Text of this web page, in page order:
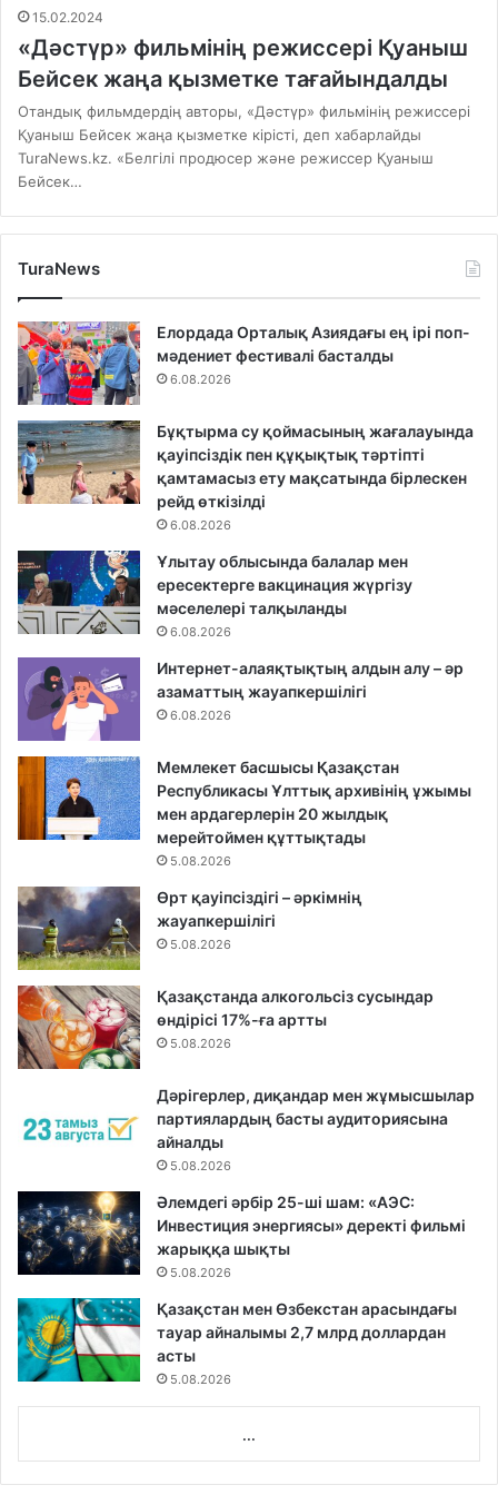
15.02.2024
«Дәстүр» фильмінің режиссері Қуаныш
Бейсек жаңа қызметке тағайындалды
Отандық фильмдердің авторы, «Дәстүр» фильмінің режиссері
Қуаныш Бейсек жаңа қызметке кірісті, деп хабарлайды
TuraNews.kz. «Белгілі продюсер және режиссер Қуаныш
Бейсек…
TuraNews
Елордада Орталық Азиядағы ең ірі поп-
мәдениет фестивалі басталды
6.08.2026
Бұқтырма су қоймасының жағалауында
қауіпсіздік пен құқықтық тәртіпті
қамтамасыз ету мақсатында бірлескен
рейд өткізілді
6.08.2026
Ұлытау облысында балалар мен
ересектерге вакцинация жүргізу
мәселелері талқыланды
6.08.2026
Интернет-алаяқтықтың алдын алу – әр
азаматтың жауапкершілігі
6.08.2026
Мемлекет басшысы Қазақстан
Республикасы Ұлттық архивінің ұжымы
мен ардагерлерін 20 жылдық
мерейтоймен құттықтады
5.08.2026
Өрт қауіпсіздігі – әркімнің
жауапкершілігі
5.08.2026
Қазақстанда алкогольсіз сусындар
өндірісі 17%-ға артты
5.08.2026
Дәрігерлер, диқандар мен жұмысшылар
партиялардың басты аудиториясына
айналды
5.08.2026
Әлемдегі әрбір 25-ші шам: «АЭС:
Инвестиция энергиясы» деректі фильмі
жарыққа шықты
5.08.2026
Қазақстан мен Өзбекстан арасындағы
тауар айналымы 2,7 млрд доллардан
асты
5.08.2026
...